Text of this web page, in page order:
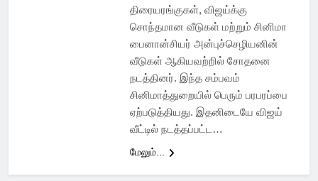
திரையரங்குகள், விஜய்க்கு
சொந்தமான வீடுகள் மற்றும் சினிமா
பைனான்சியர் அன்புச்செழியனின்
வீடுகள் ஆகியவற்றில் சோதனை
நடத்தினர். இந்த சம்பவம்
சினிமாத்துறையில் பெரும் பரபரப்பை
ஏற்படுத்தியது. இதனிடையே விஜய்
வீட்டில் நடத்தப்பட்ட…
மேலும்...